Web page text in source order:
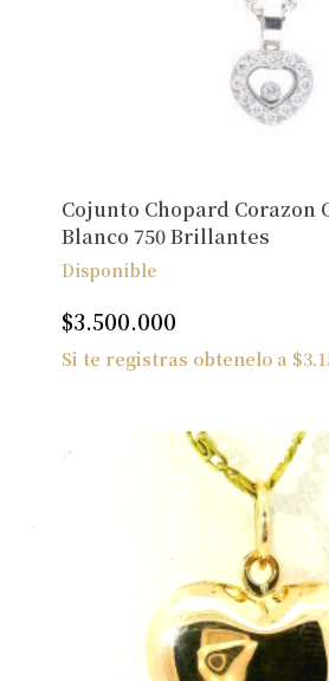
Cojunto Chopard Corazon
Blanco 750 Brillantes
Disponible
$3.500.000
Si te registras obtenelo a $